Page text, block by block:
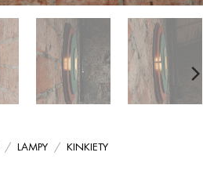
/ LAMPY / KINKIETY